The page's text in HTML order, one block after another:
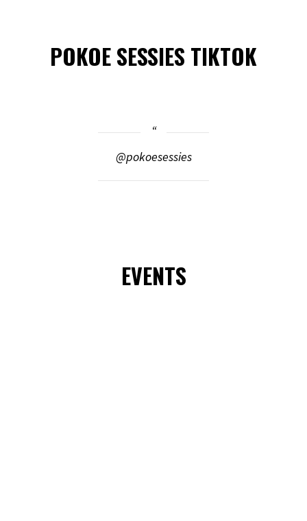
POKOE SESSIES TIKTOK
@pokoesessies
EVENTS